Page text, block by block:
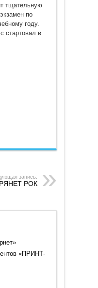
тщательную
по
году.
стартовал в
запись:
РОК
«ПРИНТ-